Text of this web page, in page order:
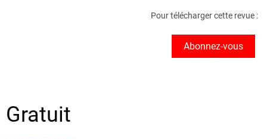
Pour télécharger cette revue :
Abonnez-vous
Gratuit